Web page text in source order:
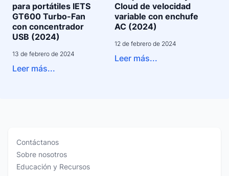
para portátiles IETS
GT600 Turbo-Fan
con concentrador
USB (2024)
13 de febrero de 2024
Leer más...
Cloud de velocidad
variable con enchufe
AC (2024)
12 de febrero de 2024
Leer más...
Contáctanos
Sobre nosotros
Educación y Recursos